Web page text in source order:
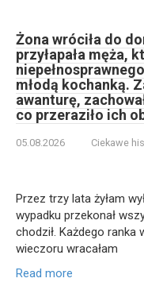
Żona wróciła do
przyłapała męża,
młodą kochanką.
awanturę,
co przeraziło ich
05.08.2026 Ciekawe
Przez trzy lata żyłam
wypadku przekonał
chodził. Każdego ranka
wieczoru wracałam
Read more